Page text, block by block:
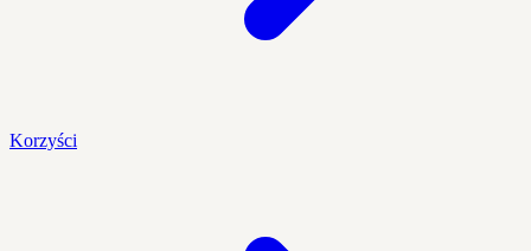
Korzyści